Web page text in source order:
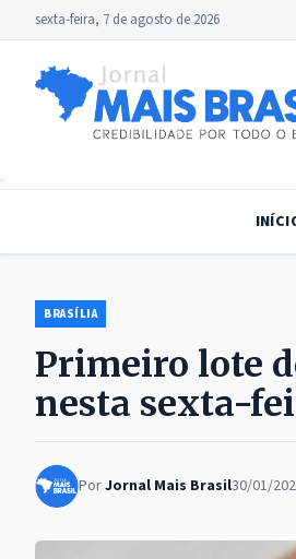
sexta-feira, 7 de agosto de 2026
BRASÍLIA
Primeiro lote
nesta sexta-
PorJornal Mais Brasil30/01/